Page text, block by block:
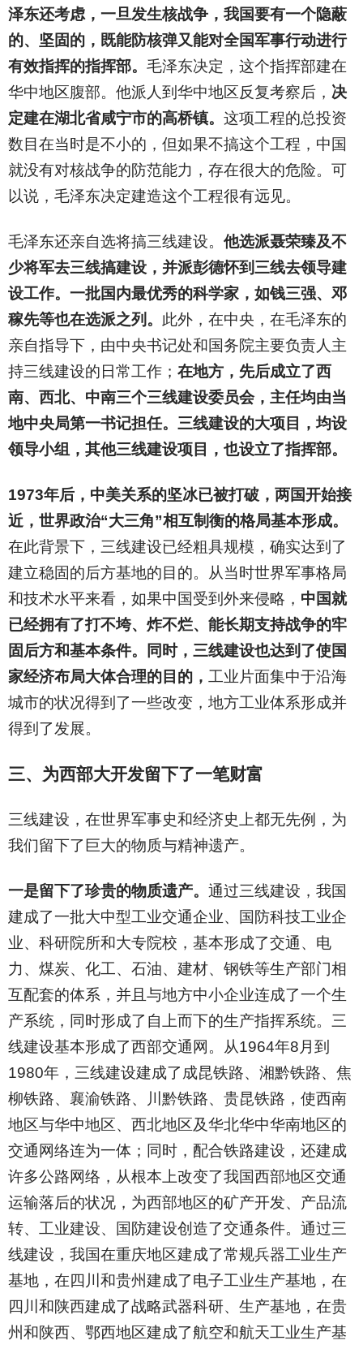
泽东还考虑，一旦发生核战争，我国要有一个隐蔽
的、坚固的，既能防核弹又能对全国军事行动进行
有效指挥的指挥部。 毛泽东决定，这个指挥部建在
华中地区腹部。他派人到华中地区反复考察后， 决
定建在湖北省咸宁市的高桥镇。 这项工程的总投资
数目在当时是不小的，但如果不搞这个工程，中国
就没有对核战争的防范能力，存在很大的危险。可
以说，毛泽东决定建造这个工程很有远见。
毛泽东还亲自选将搞三线建设。 他选派聂荣臻及不
少将军去三线搞建设，并派彭德怀到三线去领导建
设工作。一批国内最优秀的科学家，如钱三强、邓
稼先等也在选派之列。 此外，在中央，在毛泽东的
亲自指导下，由中央书记处和国务院主要负责人主
持三线建设的日常工作； 在地方，先后成立了西
南、西北、中南三个三线建设委员会，主任均由当
地中央局第一书记担任。三线建设的大项目，均设
领导小组，其他三线建设项目，也设立了指挥部。
1973年后，中美关系的坚冰已被打破，两国开始接
近，世界政治“大三角”相互制衡的格局基本形成。
在此背景下，三线建设已经粗具规模，确实达到了
建立稳固的后方基地的目的。从当时世界军事格局
和技术水平来看，如果中国受到外来侵略， 中国就
已经拥有了打不垮、炸不烂、能长期支持战争的牢
固后方和基本条件。同时，三线建设也达到了使国
家经济布局大体合理的目的， 工业片面集中于沿海
城市的状况得到了一些改变，地方工业体系形成并
得到了发展。
三、为西部大开发留下了一笔财富
三线建设，在世界军事史和经济史上都无先例，为
我们留下了巨大的物质与精神遗产。
一是留下了珍贵的物质遗产。 通过三线建设，我国
建成了一批大中型工业交通企业、国防科技工业企
业、科研院所和大专院校，基本形成了交通、电
力、煤炭、化工、石油、建材、钢铁等生产部门相
互配套的体系，并且与地方中小企业连成了一个生
产系统，同时形成了自上而下的生产指挥系统。三
线建设基本形成了西部交通网。从1964年8月到
1980年，三线建设建成了成昆铁路、湘黔铁路、焦
柳铁路、襄渝铁路、川黔铁路、贵昆铁路，使西南
地区与华中地区、西北地区及华北华中华南地区的
交通网络连为一体；同时，配合铁路建设，还建成
许多公路网络，从根本上改变了我国西部地区交通
运输落后的状况，为西部地区的矿产开发、产品流
转、工业建设、国防建设创造了交通条件。通过三
线建设，我国在重庆地区建成了常规兵器工业生产
基地，在四川和贵州建成了电子工业生产基地，在
四川和陕西建成了战略武器科研、生产基地，在贵
州和陕西、鄂西地区建成了航空和航天工业生产基